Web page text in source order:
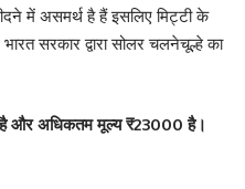
में असमर्थ है हैं इसलिए मिट्टी के
सरकार द्वारा सोलर चलनेचूल्हे का
है और अधिकतम मूल्य ₹23000 है।